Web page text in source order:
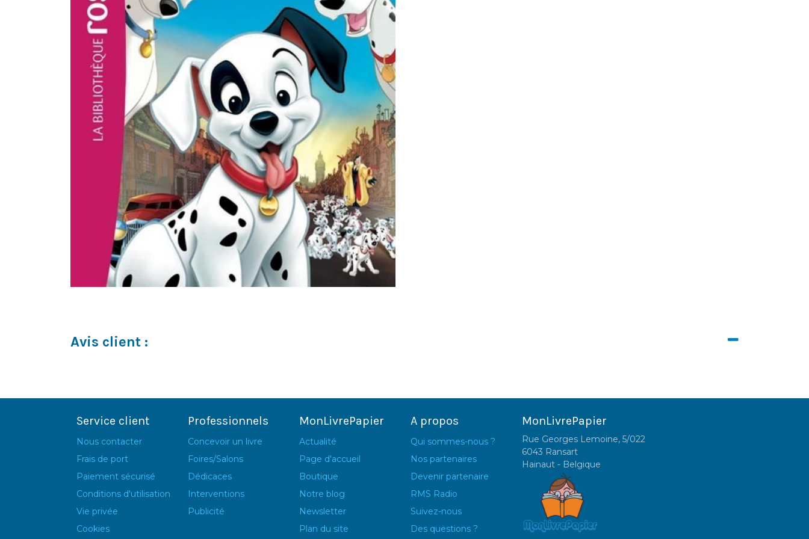
Avis client :
Service client
Nous contacter
Frais de port
Paiement sécurisé
Conditions d'utilisation
Vie privée
Cookies
Professionnels
Concevoir un livre
Foires/Salons
Dédicaces
Interventions
Publicité
MonLivrePapier
Actualité
Page d'accueil
Boutique
Notre blog
Newsletter
Plan du site
A propos
Qui sommes-nous ?
Nos partenaires
Devenir partenaire
RMS Radio
Suivez-nous
Des questions ?
MonLivrePapier
Rue Georges Lemoine, 5/022
6043 Ransart
Hainaut - Belgique